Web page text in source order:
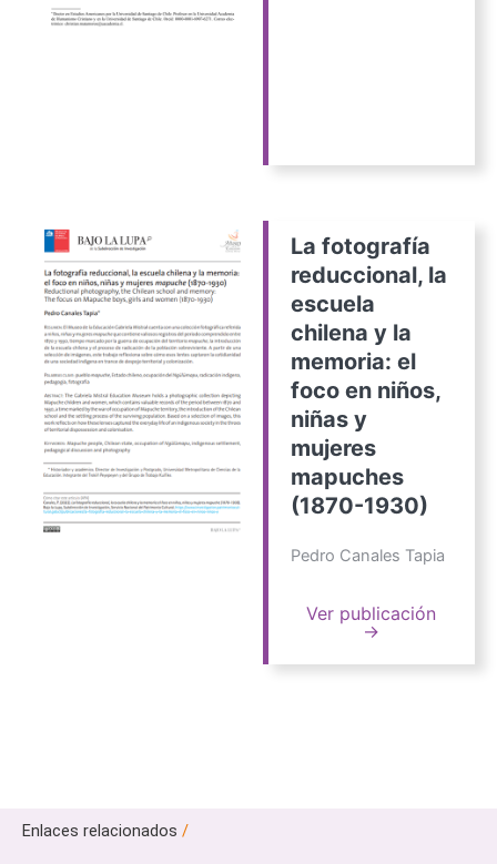
La fotografía
reduccional, la
escuela
chilena y la
memoria: el
foco en niños,
niñas y
mujeres
mapuches
(1870-1930)
Pedro Canales Tapia
Ver publicación
→
Enlaces relacionados /